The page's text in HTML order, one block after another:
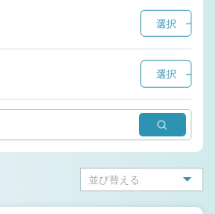
選択
選択